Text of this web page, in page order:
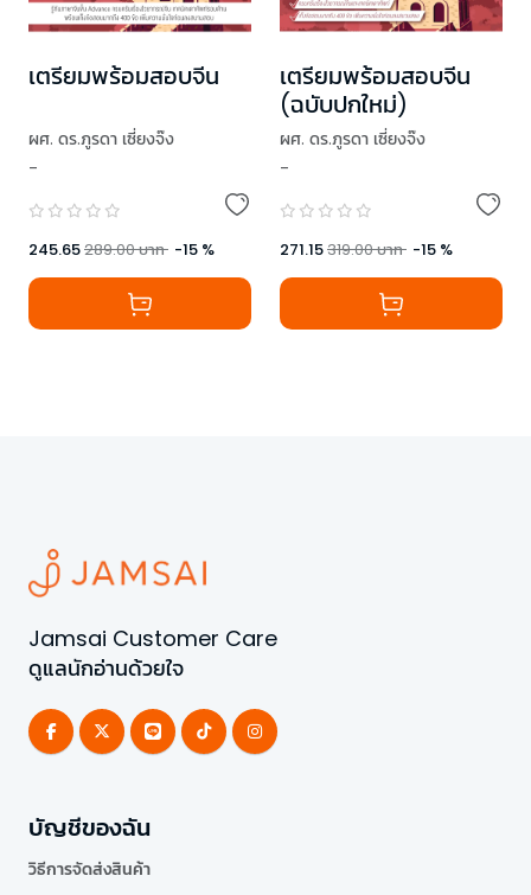
เตรียมพร้อมสอบจีน
ผศ. ดร.ภูรดา เซี่ยงจ๊ง
-
245.65289.00บาท -15 %
เตรียมพร้อมสอบจีน
(ฉบับปกใหม่)
ผศ. ดร.ภูรดา เซี่ยงจ๊ง
-
271.15319.00บาท -15 %
Jamsai Customer Care
ดูแลนักอ่านด้วยใจ
บัญชีของฉัน
วิธีการจัดส่งสินค้า